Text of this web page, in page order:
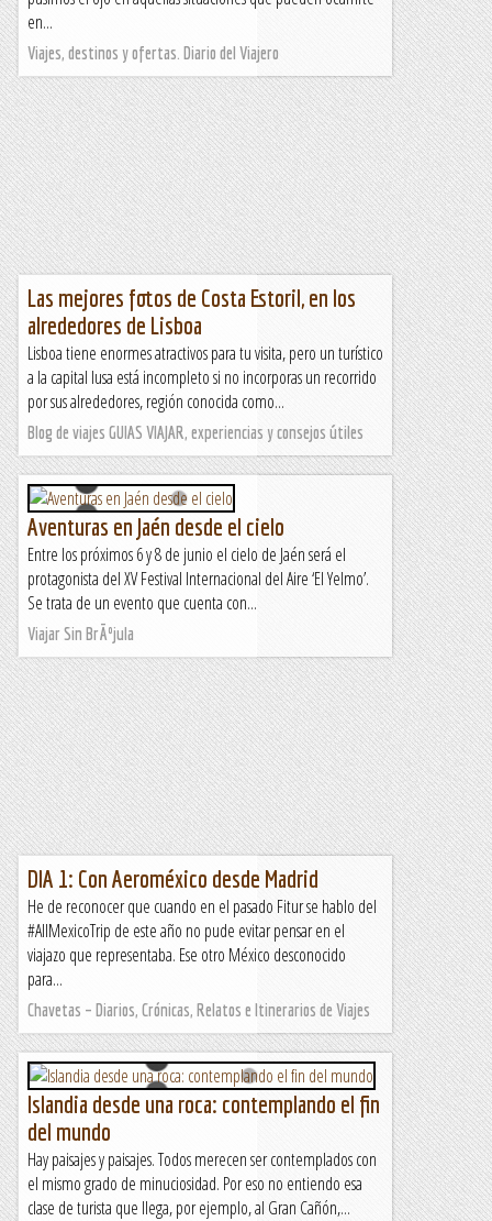
en...
Viajes, destinos y ofertas. Diario del Viajero
Las mejores fotos de Costa Estoril, en los
alrededores de Lisboa
Lisboa tiene enormes atractivos para tu visita, pero un turístico
a la capital lusa está incompleto si no incorporas un recorrido
por sus alrededores, región conocida como...
Blog de viajes GUIAS VIAJAR, experiencias y consejos útiles
Aventuras en Jaén desde el cielo
Entre los próximos 6 y 8 de junio el cielo de Jaén será el
protagonista del XV Festival Internacional del Aire ‘El Yelmo’.
Se trata de un evento que cuenta con...
Viajar Sin BrÃºjula
DIA 1: Con Aeroméxico desde Madrid
He de reconocer que cuando en el pasado Fitur se hablo del
#AllMexicoTrip de este año no pude evitar pensar en el
viajazo que representaba. Ese otro México desconocido
para...
Chavetas – Diarios, Crónicas, Relatos e Itinerarios de Viajes
Islandia desde una roca: contemplando el fin
del mundo
Hay paisajes y paisajes. Todos merecen ser contemplados con
el mismo grado de minuciosidad. Por eso no entiendo esa
clase de turista que llega, por ejemplo, al Gran Cañón,...